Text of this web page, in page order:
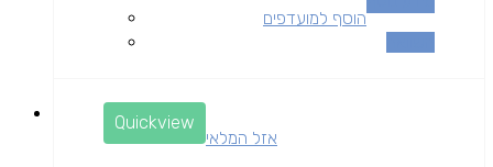
הוסף למועדפים
Quickview
אזל המלאי